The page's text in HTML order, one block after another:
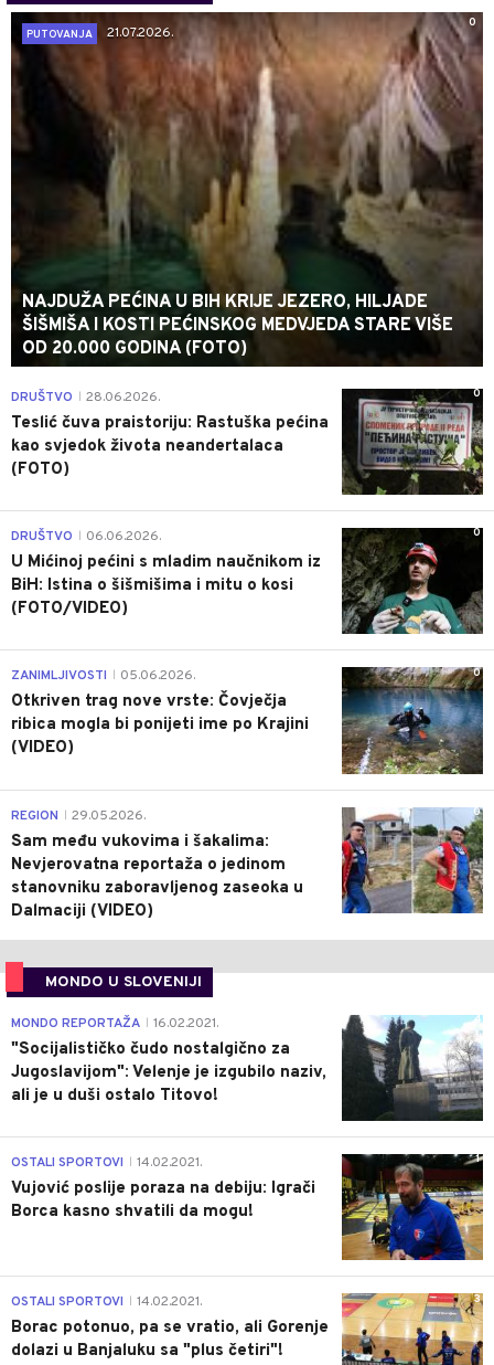
0
PUTOVANJA
21.07.2026.
NAJDUŽA PEĆINA U BIH KRIJE JEZERO, HILJADE
ŠIŠMIŠA I KOSTI PEĆINSKOG MEDVJEDA STARE VIŠE
OD 20.000 GODINA (FOTO)
0
DRUŠTVO 28.06.2026.
Teslić čuva praistoriju: Rastuška pećina
kao svjedok života neandertalaca
(FOTO)
0
DRUŠTVO 06.06.2026.
U Mićinoj pećini s mladim naučnikom iz
BiH: Istina o šišmišima i mitu o kosi
(FOTO/VIDEO)
0
ZANIMLJIVOSTI 05.06.2026.
Otkriven trag nove vrste: Čovječja
ribica mogla bi ponijeti ime po Krajini
(VIDEO)
0
REGION 29.05.2026.
Sam među vukovima i šakalima:
Nevjerovatna reportaža o jedinom
stanovniku zaboravljenog zaseoka u
Dalmaciji (VIDEO)
MONDO U SLOVENIJI
4
MONDO REPORTAŽA 16.02.2021.
"Socijalističko čudo nostalgično za
Jugoslavijom": Velenje je izgubilo naziv,
ali je u duši ostalo Titovo!
1
OSTALI SPORTOVI 14.02.2021.
Vujović poslije poraza na debiju: Igrači
Borca kasno shvatili da mogu!
3
OSTALI SPORTOVI 14.02.2021.
Borac potonuo, pa se vratio, ali Gorenje
dolazi u Banjaluku sa "plus četiri"!